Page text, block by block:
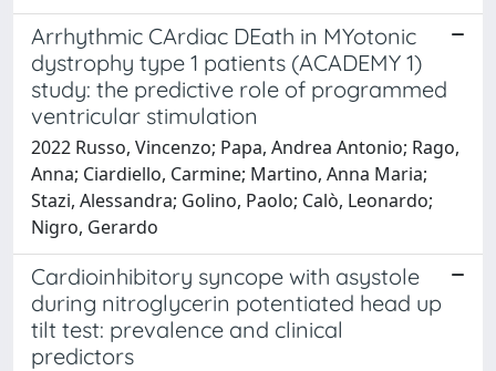
Arrhythmic CArdiac DEath in MYotonic
dystrophy type 1 patients (ACADEMY 1)
study: the predictive role of programmed
ventricular stimulation
2022 Russo, Vincenzo; Papa, Andrea Antonio; Rago,
Anna; Ciardiello, Carmine; Martino, Anna Maria;
Stazi, Alessandra; Golino, Paolo; Calò, Leonardo;
Nigro, Gerardo
Cardioinhibitory syncope with asystole
during nitroglycerin potentiated head up
tilt test: prevalence and clinical
predictors